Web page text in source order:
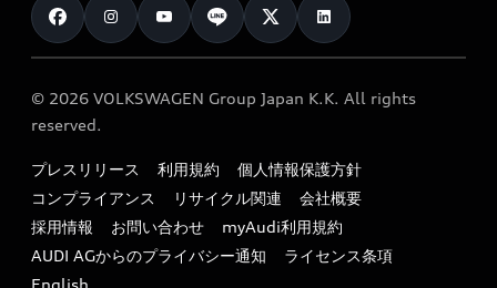
e-tronアフターサポート
myAudi
クオリティ
保証
メンテナンス
ファイナンス
キャンペーン / イベント
買取査定
オーナー様向けキャンペーン
特定整備適用車一覧
リサイクル法
よくある質問（FAQ）
© 2026 VOLKSWAGEN Group Japan K.K. All rights
reserved.
プレスリリース 利用規約
個人情報保護方針
コンプライアンス
リサイクル関連
会社概要
採用情報
お問い合わせ
myAudi利用規約
AUDI AGからのプライバシー通知
ライセンス条項
English